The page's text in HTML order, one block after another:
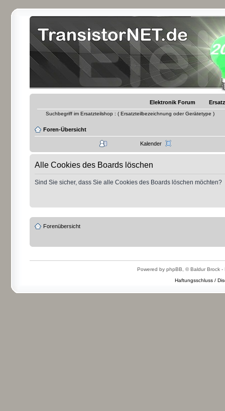
Elektronik Forum
Suchbegriff im Ersatzteilshop : ( Ersatzteilbezeichnung oder Gerätetype )
Foren-Übersicht
Kalender
Alle Cookies des Boards löschen
Sind Sie sicher, dass Sie alle Cookies des Boards löschen möchten?
Forenübersicht
Powered by phpBB, © Baldur Brock -
Haftungsschluss /